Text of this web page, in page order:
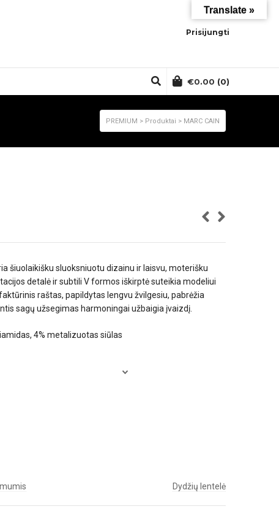
Prisijungti
€0.00 (0)
PREMIUM > Produktai > MARC CAIN
šiuolaikišku sluoksniuotu dizainu ir laisvu, moterišku
detalė ir subtili V formos iškirptė suteikia modeliui
raštas, papildytas lengvu žvilgesiu, pabrėžia
sagų užsegimas harmoningai užbaigia įvaizdį.
4% metalizuotas siūlas
Dydžių lentelė
Translate »